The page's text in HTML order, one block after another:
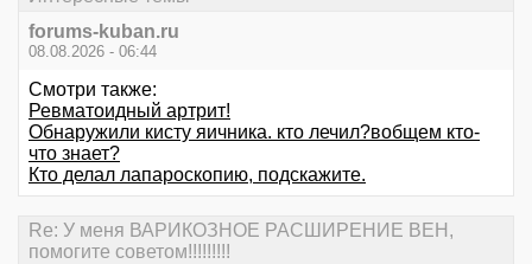
forums-kuban.ru
08.08.2026 - 06:44
Смотри также:
Ревматоидный артрит!
Обнаружили кисту яичника. кто лечил?вобщем кто-
что знает?
Кто делал лапароскопию, подскажите.
Re: У меня ВАРИКОЗНОЕ РАСШИРЕНИЕ ВЕН,
помогите советом!!!!!!!!!